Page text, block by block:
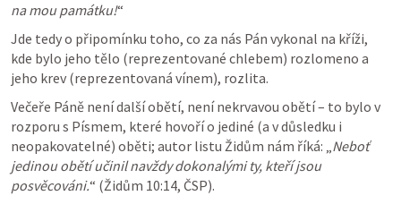
na mou památku!“
Jde tedy o připomínku toho, co za nás Pán vykonal na kříži,
kde bylo jeho tělo (reprezentované chlebem) rozlomeno a
jeho krev (reprezentovaná vínem), rozlita.
Večeře Páně není další obětí, není nekrvavou obětí – to bylo v
rozporu s Písmem, které hovoří o jediné (a v důsledku i
neopakovatelné) oběti; autor listu Židům nám říká: „Neboť
jedinou obětí učinil navždy dokonalými ty, kteří jsou
posvěcováni.“ (Židům 10:14, ČSP).